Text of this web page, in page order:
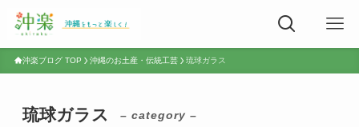
沖楽ブログ TOP 沖縄のお土産・伝統工芸 琉球ガラス
琉球ガラス – category –